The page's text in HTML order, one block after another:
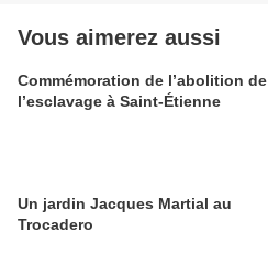
Vous aimerez aussi
Commémoration de l’abolition de
l’esclavage à Saint-Étienne
Un jardin Jacques Martial au
Trocadero